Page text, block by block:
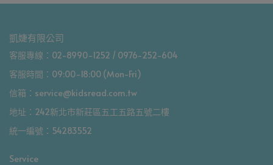
凱婕有限公司
客服專線：02-8990-1252 / 0976-252-604
客服時間：09:00-18:00 (Mon-Fri)
信箱：service@kidsread.com.tw
地址：242新北市新莊區五工五路五號二樓
統一編號：54283552
Service